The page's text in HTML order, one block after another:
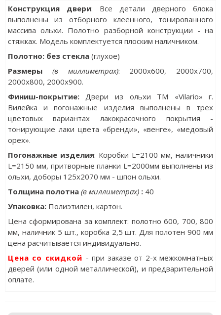
Конструкция двери: Все детали дверного блока
выполнены из отборного клеенного, тонированного
массива ольхи. Полотно разборной конструкции - на
стяжках. Модель комплектуется плоским наличником.
Полотно: без стекла (глухое)
Размеры (в миллиметрах): 2000х600, 2000x700,
2000x800, 2000x900.
Финиш-покрытие: Двери из ольхи ТМ «Vilario» г.
Вилейка и погонажные изделия выполнены в трех
цветовых вариантах лакокрасочного покрытия -
тонирующие лаки цвета «бренди», «венге», «медовый
орех».
Погонажные изделия: Коробки L=2100 мм, наличники
L=2150 мм, притворные планки L=2000мм выполнены из
ольхи, доборы 125х2070 мм - шпон ольхи.
Толщина полотна (в миллиметрах):40
Упаковка:Полиэтилен, картон.
Цена сформирована за комплект: полотно 600, 700, 800
мм, наличник 5 шт., коробка 2,5 шт. Для полотен 900 мм
цена расчитывается индивидуально.
Цена со скидкой - при заказе от 2-х межкомнатных
дверей (или одной металлической), и предварительной
оплате.